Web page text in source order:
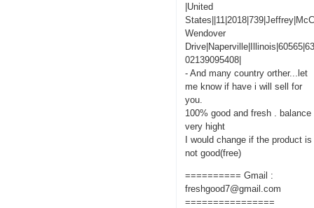
|United
Wendover
02139095408|
- And many country orther...let
me know if have i will sell for
you.
100% good and fresh . balance
very hight
I would change if the product is
not good(free)
========== Gmail :
freshgood7@gmail.com
================